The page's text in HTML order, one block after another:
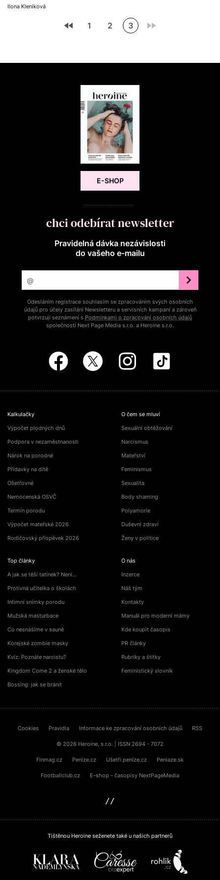
Ilona Kleníková
1 2 3
E-SHOP
chci odebírat newsletter
Pravidelná dávka nezávislosti
do vašeho e‑mailu
Odesláním registrace souhlasím se zpracováním svých osobních
údajů pro účely zasílání Newsletteru a servisních kampaní a zároveň
potvrzuji seznámení s Podmínkami o zpracování osobních údajů
společností Next Page Media s.r.o. a Heroine s.r.o.
Kalkulačky
Výpočet plodných dnů
Podpora v nezaměstnanosti
Nárok na porodné
Přídavky na dítě
Ošetřovné
Nemocenská OSVČ
Termín porodu
Výpočet mateřské 2026
Rodičovský příspěvek 2026
Top články
A jak se těší tatínek? Není…
Protivná učitelka o školách
Intimní snímky porodu
Mužská masturbace
Co nesnášíme v sauně
Korejské zombie masky
Kvíz: Poznáte narcistu?
Kingdom Come 2 a ženské tělo
Bossing: jak se bránit
O čem se mluví
Sexuální obtěžování
Narcismus
Mateřství
Feminismus
Sexualita
Body shaming
Polyamorie
Duševní zdraví
Ženy v politice
O nás
Inzerce
Náš tým
Kontakty
Manuál pro moderní mámy
Kde koupit časopis
PR články
Rubriky a štítky
Feministický slovník
Cookies Pravidla Informace ke zpracování osobních údajů RSS
© 2026 Heroine, s.r.o. | ISSN 2694 - 7072
Finmag.cz Peníze.cz Ušetři.peníze.cz Peniaze.sk
Footballclub.cz E-shop - časopisy NextPageMedia
Tištěnou Heroine seženete také u našich partnerů